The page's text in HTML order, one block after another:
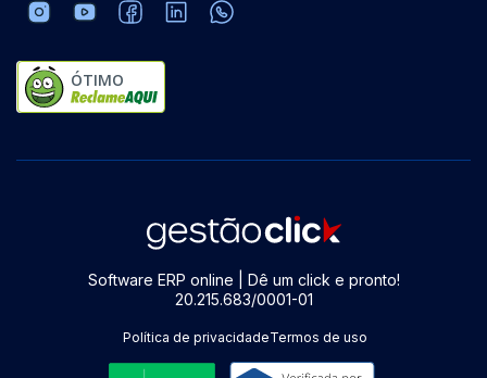
ÓTIMO
Software ERP online | Dê um click e pronto!
20.215.683/0001-01
Política de privacidadeTermos de uso